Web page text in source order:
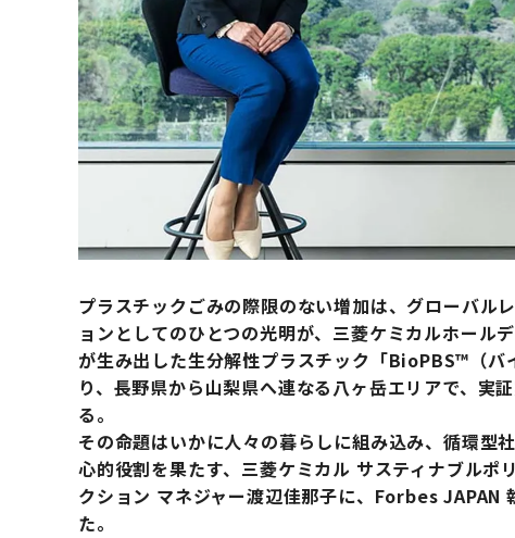
プラスチックごみの際限のない増加は、グローバル
ョンとしてのひとつの光明が、三菱ケミカルホール
が生み出した生分解性プラスチック「BioPBS™（
り、長野県から山梨県へ連なる八ヶ岳エリアで、実
る。
その命題はいかに人々の暮らしに組み込み、循環型
心的役割を果たす、三菱ケミカル サスティナブルポ
クション マネジャー渡辺佳那子に、Forbes JAPAN
た。